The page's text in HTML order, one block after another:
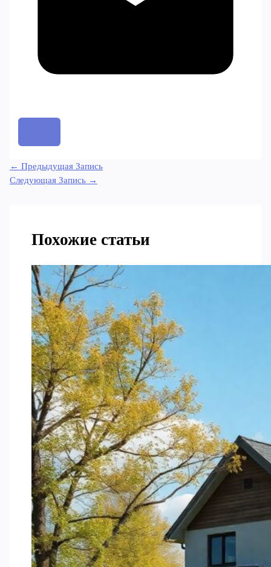
← Предыдущая Запись
Следующая Запись →
Похожие статьи